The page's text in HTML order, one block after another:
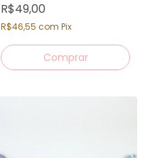
R$49,00
R$46,55 com Pix